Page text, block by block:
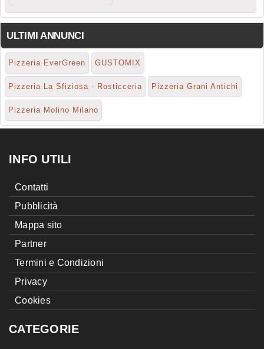
ULTIMI ANNUNCI
Pizzeria EverGreen GUSTOMIX
Pizzeria La Sfiziosa - Rosticceria Pizzeria Grani Antichi
Pizzeria Molino Milano
INFO UTILI
Contatti
Pubblicità
Mappa sito
Partner
Termini e Condizioni
Privacy
Cookies
CATEGORIE